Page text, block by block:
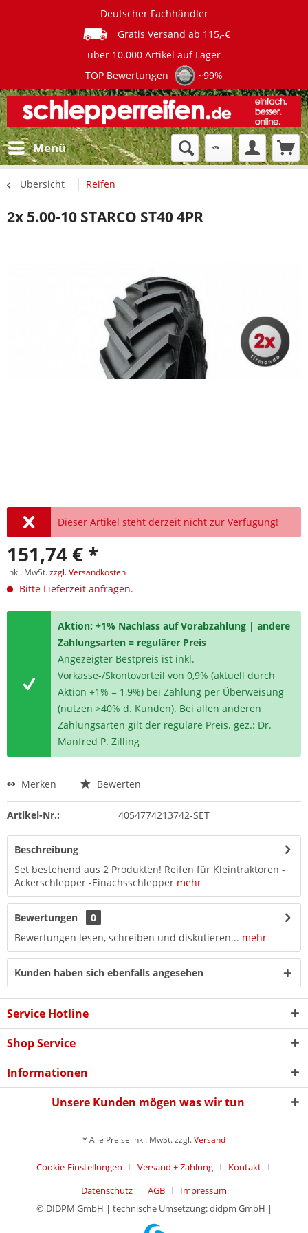
Deutscher Fachhändler
Gratis Versand ab 115,-€
über 10.000 Artikel auf Lager
TOP Bewertungen
~99%
Menü
Übersicht Reifen
2x 5.00-10 STARCO ST40 4PR
Dieser Artikel steht derzeit nicht zur Verfügung!
151,74 € *
inkl. MwSt.zzgl. Versandkosten
Bitte Lieferzeit anfragen.
Aktion: +1% Nachlass auf Vorabzahlung | andere
Zahlungsarten = regulärer Preis
Angezeigter Bestpreis ist inkl.
Vorkasse-/Skontovorteil von 0,9% (aktuell durch
Aktion +1% = 1,9%) bei Zahlung per Überweisung
(nutzen >40% d. Kunden). Bei allen anderen
Zahlungsarten gilt der reguläre Preis. gez.: Dr.
Manfred P. Zilling
Merken Bewerten
Artikel-Nr.: 4054774213742-SET
Beschreibung
Set bestehend aus 2 Produkten! Reifen für Kleintraktoren -
Ackerschlepper -Einachsschlepper mehr
Bewertungen
0
Bewertungen lesen, schreiben und diskutieren... mehr
Kunden haben sich ebenfalls angesehen
Service Hotline
Shop Service
Informationen
Unsere Kunden mögen was wir tun
* Alle Preise inkl. MwSt. zzgl.Versand
Cookie-Einstellungen Versand + Zahlung
Kontakt
Datenschutz
AGB
Impressum
© DIDPM GmbH | technische Umsetzung: didpm GmbH |